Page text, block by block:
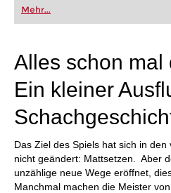
Mehr...
Alles schon mal
Ein kleiner
Das Ziel des Spiels hat sich in
nicht geändert: Mattsetzen. Aber
unzählige neue Wege eröffnet,
Manchmal machen die Meister